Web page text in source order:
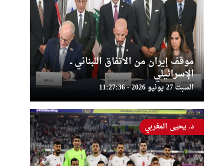
موقف إيران من الاتفاق اللبناني ــ
الإسرائيلي
السبت 27 يونيو 2026 - 11:27:36
د. يحيى المغربي